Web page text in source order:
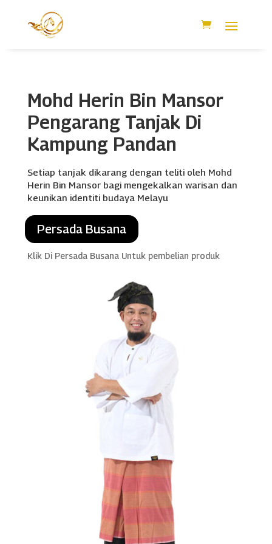
Mohd Herin Bin Mansor
Pengarang Tanjak Di
Kampung Pandan
Setiap tanjak dikarang dengan teliti oleh Mohd
Herin Bin Mansor bagi mengekalkan warisan dan
keunikan identiti budaya Melayu
Persada Busana
Klik Di Persada Busana Untuk pembelian produk